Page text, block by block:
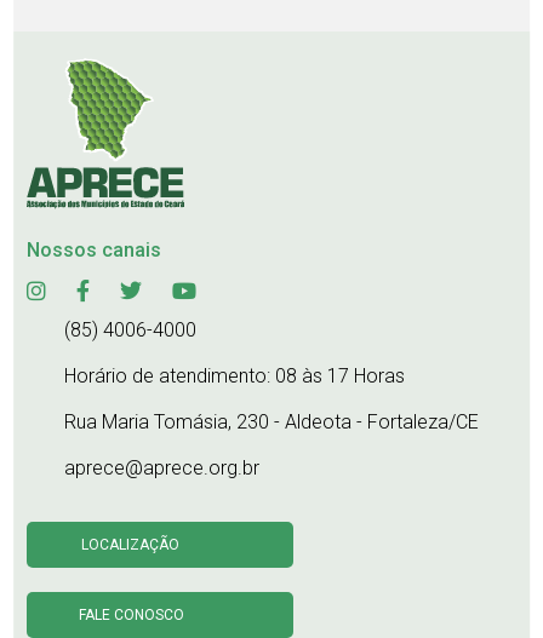
Nossos canais
(85) 4006-4000
Horário de atendimento: 08 às 17 Horas
Rua Maria Tomásia, 230 - Aldeota - Fortaleza/CE
aprece@aprece.org.br
LOCALIZAÇÃO
FALE CONOSCO